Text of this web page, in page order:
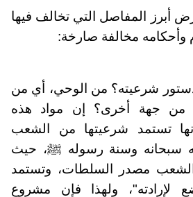
أبرز المفاصل التي تخالف فيها
وأحكامه مخالفة صارخة:
شرعيته؟ من الوحي، أي من
من جهة أخرى؟ إن مواد هذه
تستمد شرعيتها من الشعب
سبحانه وسنة رسوله ﷺ، حيث
مصدر السلطات، وتستمد
لإرادته"، ولهذا فإن مشروع